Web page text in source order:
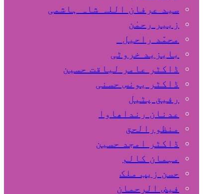
سید عرفان اللہ شاہ ہاشمی
زبیر رحمٰن
محمّد راحیل
بایزید خروٹی
ڈاکٹر عامر لیاقت حسین
ڈاکٹر یونس حسنی
رفیق پٹیل
عدنان رنداھاوا
منظورالحق
ڈاکٹر امجد حسین
مہمان کالم
حسن زیب ملک
فیض الرحمان